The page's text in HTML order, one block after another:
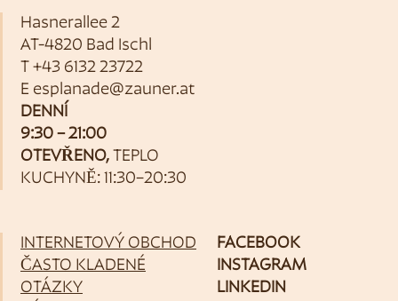
Hasnerallee 2
AT-4820 Bad Ischl
T +43 6132 23722
E esplanade@zauner.at
DENNÍ
9:30 – 21:00
OTEVŘENO, TEPLO
KUCHYNĚ: 11:30–20:30
INTERNETOVÝ OBCHOD
ČASTO KLADENÉ
OTÁZKY
FACEBOOK
INSTAGRAM
LINKEDIN